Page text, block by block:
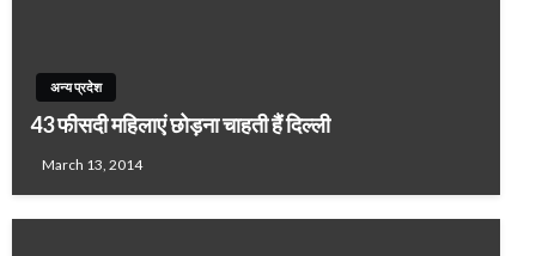
अन्य प्रदेश
43 फीसदी महिलाएं छोड़ना चाहती हैं दिल्‍ली
March 13, 2014